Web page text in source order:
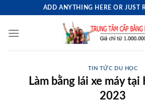
content
ADD ANYTHING HERE OR JUST
TIN TỨC DU HỌC
Làm bằng lái xe máy tại
2023